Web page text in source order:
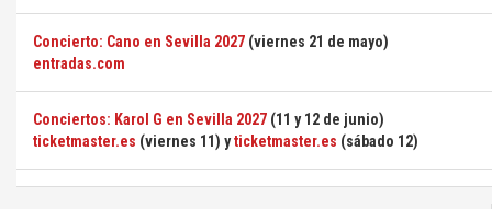
Concierto: Cano en Sevilla 2027 (viernes 21 de mayo)
entradas.com
Conciertos: Karol G en Sevilla 2027 (11 y 12 de junio)
ticketmaster.es (viernes 11) yticketmaster.es (sábado 12)